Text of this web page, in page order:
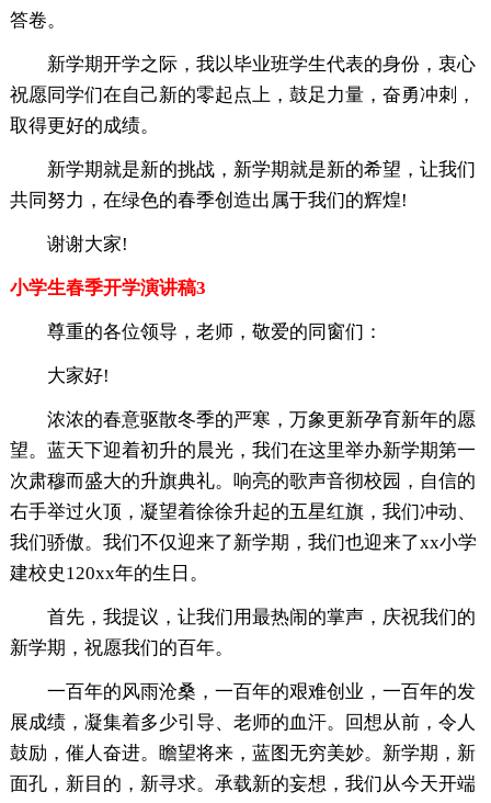
答卷。
新学期开学之际，我以毕业班学生代表的身份，衷心
祝愿同学们在自己新的零起点上，鼓足力量，奋勇冲刺，
取得更好的成绩。
新学期就是新的挑战，新学期就是新的希望，让我们
共同努力，在绿色的春季创造出属于我们的辉煌!
谢谢大家!
小学生春季开学演讲稿3
尊重的各位领导，老师，敬爱的同窗们：
大家好!
浓浓的春意驱散冬季的严寒，万象更新孕育新年的愿
望。蓝天下迎着初升的晨光，我们在这里举办新学期第一
次肃穆而盛大的升旗典礼。响亮的歌声音彻校园，自信的
右手举过火顶，凝望着徐徐升起的五星红旗，我们冲动、
我们骄傲。我们不仅迎来了新学期，我们也迎来了xx小学
建校史120xx年的生日。
首先，我提议，让我们用最热闹的掌声，庆祝我们的
新学期，祝愿我们的百年。
一百年的风雨沧桑，一百年的艰难创业，一百年的发
展成绩，凝集着多少引导、老师的血汗。回想从前，令人
鼓励，催人奋进。瞻望将来，蓝图无穷美妙。新学期，新
面孔，新目的，新寻求。承载新的妄想，我们从今天开端